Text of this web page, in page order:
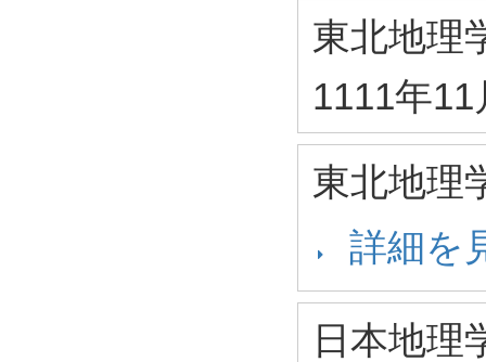
東北地理
1111年11
東北地理
詳細を
日本地理